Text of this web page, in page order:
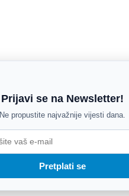
Prijavi se na Newsletter!
Ne propustite najvažnije vijesti dana.
Pretplati se